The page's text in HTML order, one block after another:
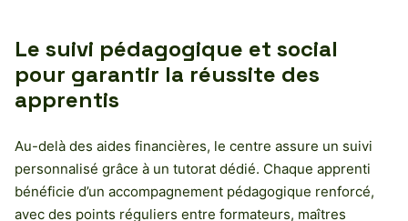
Le suivi pédagogique et social
pour garantir la réussite des
apprentis
Au-delà des aides financières, le centre assure un suivi
personnalisé grâce à un tutorat dédié. Chaque apprenti
bénéficie d’un accompagnement pédagogique renforcé,
avec des points réguliers entre formateurs, maîtres